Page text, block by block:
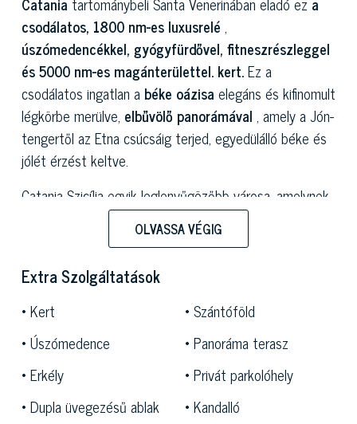
csodálatos, 1800 nm-es luxusrelé ,
úszómedencékkel, gyógyfürdővel, fitneszrészleggel
és 5000 nm-es magánterülettel. kert.Ez a
csodálatos ingatlan abéke oázisa elegáns és kifinomult
légkörbe merülve, elbűvölő panorámával , amely a Jón-
tengertől az Etna csúcsáig terjed, egyedülálló béke és
jólét érzést keltve.
Catania Szicília egyik leglenyűgözőbb városa, amelynek
szépsége a sziget más részein páratlan. A lávakőből
készült templomok, paloták és történelmi emlékek
Európa legmagasabb vulkánja, jellegzetes vörös és zöld
profiljával keretezi. A várost körülvevő síkság erdők és
narancsligetek folytonos kiterjedése, amely a Küklopsz-
parton és az Aci Trezza halmaiban végződik.
Acsodálatos luxusrelais több épületbőláll, és
szinten,összesen 1800 négyzetméteren
OLVASSA VÉGIG
Extra Szolgáltatások
Kert
Szántóföld
Úszómedence
Panoráma terasz
Erkély
Privát parkolóhely
Dupla üvegezésű ablak
Kandalló